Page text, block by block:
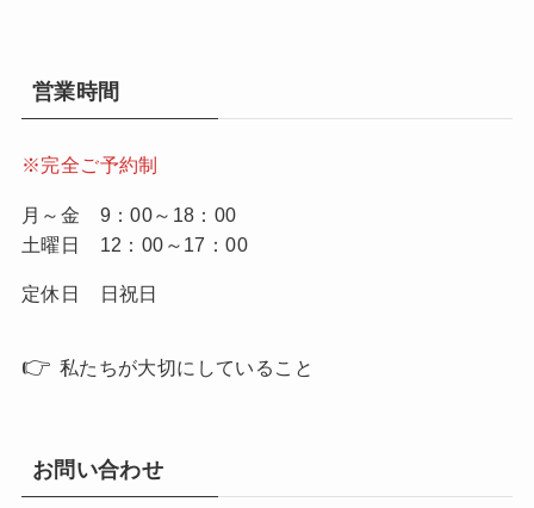
営業時間
※完全ご予約制
月～金 9：00～18：00
土曜日 12：00～17：00
定休日 日祝日
👉 私たちが大切にしていること
お問い合わせ